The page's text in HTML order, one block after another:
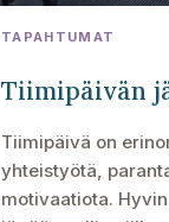
TAPAHTUMAT
Tiimipäivän
Tiimipäivä on
yhteistyötä,
motivaatiota.